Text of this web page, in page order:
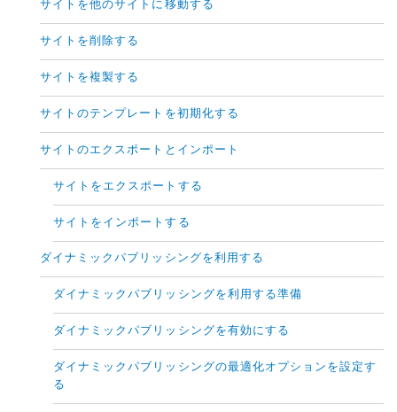
サイトを他のサイトに移動する
サイトを削除する
サイトを複製する
サイトのテンプレートを初期化する
サイトのエクスポートとインポート
サイトをエクスポートする
サイトをインポートする
ダイナミックパブリッシングを利用する
ダイナミックパブリッシングを利用する準備
ダイナミックパブリッシングを有効にする
ダイナミックパブリッシングの最適化オプションを設定す
る